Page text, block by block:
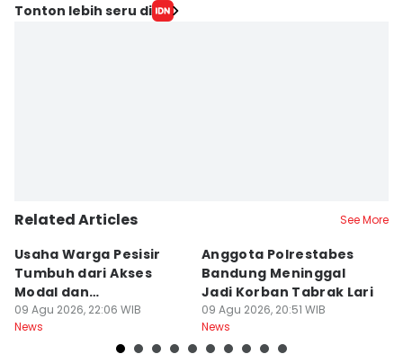
Tonton lebih seru di
Related Articles See More
Usaha Warga Pesisir
Tumbuh dari Akses
Modal dan
Pendampingan
09 Agu 2026, 22:06 WIB
News
Anggota Polrestabes
Bandung Meninggal
Jadi Korban Tabrak Lari
09 Agu 2026, 20:51 WIB
News